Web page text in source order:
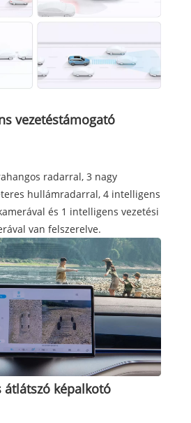
vezetéstámogató
radarral, 3 nagy
hullámradarral, 4 intelligens
és 1 intelligens vezetési
van felszerelve.
képalkotó